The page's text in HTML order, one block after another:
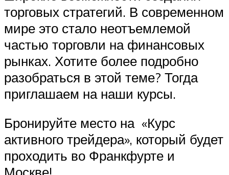
торговых стратегий. В современном
мире это стало неотъемлемой
частью торговли на финансовых
рынках. Хотите более подробно
разобраться в этой теме? Тогда
приглашаем на наши курсы.
Бронируйте место на «Курс
активного трейдера», который будет
проходить во Франкфурте и